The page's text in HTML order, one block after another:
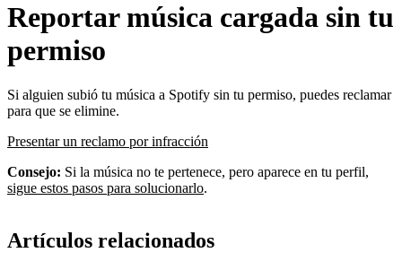
Reportar música cargada sin tu
permiso
Si alguien subió tu música a Spotify sin tu permiso, puedes reclamar
para que se elimine.
Presentar un reclamo por infracción
Consejo: Si la música no te pertenece, pero aparece en tu perfil,
sigue estos pasos para solucionarlo.
Artículos relacionados